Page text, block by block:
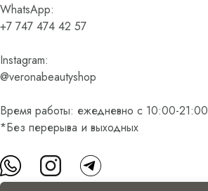
WhatsApp:
+7 747 474 42 57
Instagram:
@veronabeautyshop
Время работы: ежедневно с 10:00-21:00
*Без перерыва и выходных